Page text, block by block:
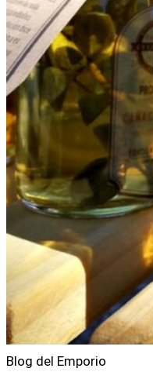
Blog del Emporio